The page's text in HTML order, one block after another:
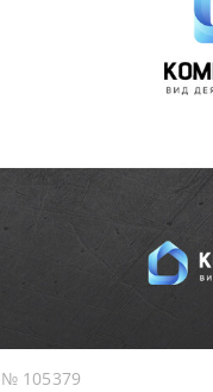
№ 105379